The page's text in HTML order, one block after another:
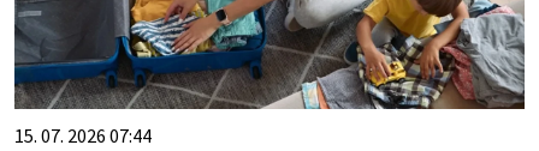
15. 07. 2026 07:44